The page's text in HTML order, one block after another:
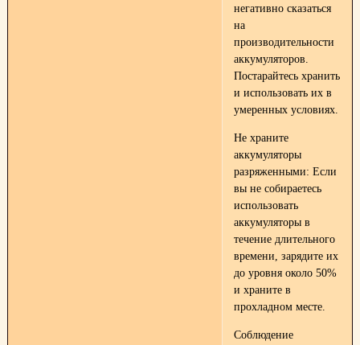
негативно сказаться
на
производительности
аккумуляторов.
Постарайтесь хранить
и использовать их в
умеренных условиях.
Не храните
аккумуляторы
разряженными: Если
вы не собираетесь
использовать
аккумуляторы в
течение длительного
времени, зарядите их
до уровня около 50%
и храните в
прохладном месте.
Соблюдение